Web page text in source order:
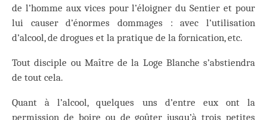
de l’homme aux vices pour l’éloigner du Sentier et pour
lui causer d’énormes dommages : avec l’utilisation
d’alcool, de drogues et la pratique de la fornication, etc.
Tout disciple ou Maître de la Loge Blanche s’abstiendra
de tout cela.
Quant à l’alcool, quelques uns d’entre eux ont la
permission de boire ou de goûter jusqu’à trois petites